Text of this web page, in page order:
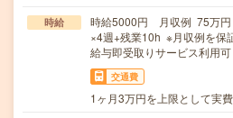
時給
時給5000円 月収例 75万円
×4週+残業10h ※月収例を保
給与即受取りサービス利用可
交通費
1ヶ月3万円を上限として実